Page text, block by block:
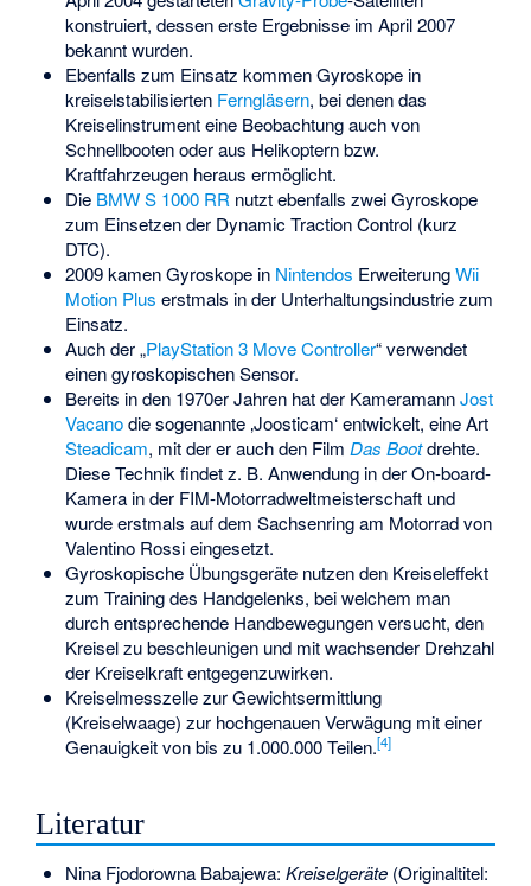
konstruiert, dessen erste Ergebnisse im April 2007
bekannt wurden.
Ebenfalls zum Einsatz kommen Gyroskope in
kreiselstabilisierten Ferngläsern, bei denen das
Kreiselinstrument eine Beobachtung auch von
Schnellbooten oder aus Helikoptern bzw.
Kraftfahrzeugen heraus ermöglicht.
Die BMW S 1000 RR nutzt ebenfalls zwei Gyroskope
zum Einsetzen der Dynamic Traction Control (kurz
DTC).
2009 kamen Gyroskope in Nintendos ErweiterungWii
Motion Plus erstmals in der Unterhaltungsindustrie zum
Einsatz.
Auch der „PlayStation 3 Move Controller“ verwendet
einen gyroskopischen Sensor.
Bereits in den 1970er Jahren hat der KameramannJost
Vacanodie sogenannte ‚Joosticam‘ entwickelt, eine Art
Steadicam, mit der er auch den Film Das Bootdrehte.
Diese Technik findet z. B. Anwendung in der On-board-
Kamera in der FIM-Motorradweltmeisterschaft und
wurde erstmals auf dem Sachsenring am Motorrad von
Valentino Rossi eingesetzt.
Gyroskopische Übungsgerätenutzen den Kreiseleffekt
zum Training des Handgelenks, bei welchem man
durch entsprechende Handbewegungen versucht, den
Kreisel zu beschleunigen und mit wachsender Drehzahl
der Kreiselkraft entgegenzuwirken.
Kreiselmesszelle zur Gewichtsermittlung
(Kreiselwaage) zur hochgenauen Verwägung mit einer
Genauigkeit von bis zu 1.000.000 Teilen.[4]
Literatur
Nina Fjodorowna Babajewa: Kreiselgeräte(Originaltitel: